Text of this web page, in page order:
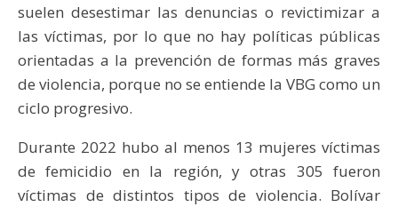
suelen desestimar las denuncias o revictimizar a
las víctimas, por lo que no hay políticas públicas
orientadas a la prevención de formas más graves
de violencia, porque no se entiende la VBG como un
ciclo progresivo.
Durante 2022 hubo al menos 13 mujeres víctimas
de femicidio en la región, y otras 305 fueron
víctimas de distintos tipos de violencia. Bolívar